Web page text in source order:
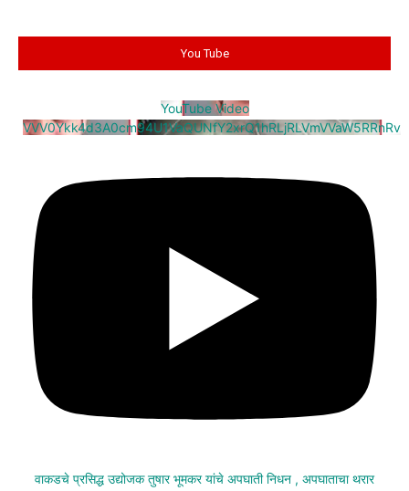
You Tube
YouTube Video
VVV0Ykk4d3A0cm94U1VaQUNfY2xrQ1hRLjRLVmVVaW5RRnRv
वाकडचे प्रसिद्ध उद्योजक तुषार भूमकर यांचे अपघाती निधन , अपघाताचा थरार